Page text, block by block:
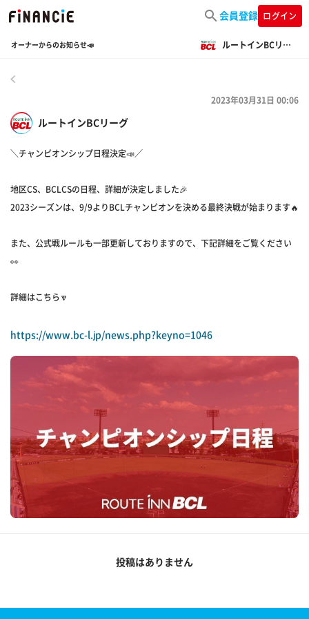
会員登録 ログイン
オーナーからのお知らせ📣 ルートインBCリーグ
ルートインBCリーグ
2023年03月31日 00:06
＼チャンピオンシップ日程決定📣／
地区CS、BCLCSの日程、詳細が決定しました🎉
2023シーズンは、9/9よりBCLチャンピオンを決める最終決戦が始まります🔥
また、公式戦ルールも一部更新しておりますので、下記詳細をご覧ください
👀
詳細はこちら🔽
https://www.bc-l.jp/news.php?keyno=1046
投稿はありません